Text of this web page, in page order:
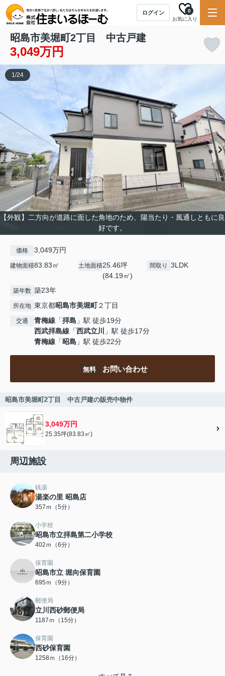
ログイン
お気に入り
0
昭島市美堀町2丁目 中古戸建
3,049万円
【外観】二方向が道路に面した角地のため、陽当たり・風通しともに良
好です。
1/24
価格 3,049万円
建物面積83.83㎡ 土地面積25.46坪
(84.19㎡)
間取り 3LDK
築年数 築23年
所在地 東京都昭島市美堀町２丁目
交通 青梅線 「拝島 」駅 徒歩19分
西武拝島線 「西武立川
」駅 徒歩17分
青梅線 「昭島 」駅 徒歩22分
無料 お問い合わせ
昭島市美堀町2丁目 中古戸建の販売中物件
3,049万円
25.35坪(83.83㎡)
周辺施設
銭湯
湯楽の里 昭島店
357ｍ（5分）
小学校
昭島市立拝島第二小学校
402ｍ（6分）
保育園
昭島市立 堀向保育園
695ｍ（9分）
郵便局
立川西砂郵便局
1187ｍ（15分）
保育園
西砂保育園
1258ｍ（16分）